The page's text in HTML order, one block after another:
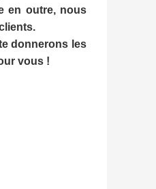
en outre, nous
donnerons les
vous !